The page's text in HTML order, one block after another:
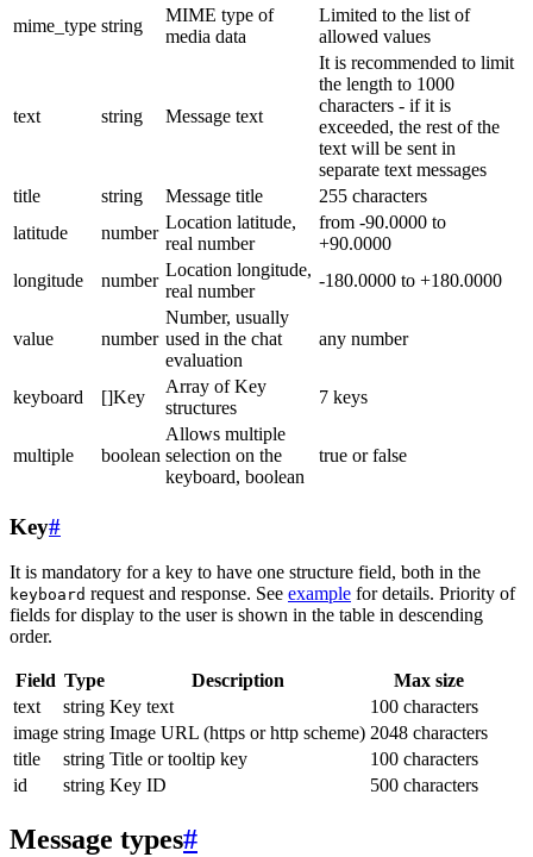
mime_type string
MIME type of
media data
Limited to the list of
allowed values
text string Message text
It is recommended to limit
the length to 1000
characters - if it is
exceeded, the rest of the
text will be sent in
separate text messages
title
string Message title
255 characters
latitude
number
Location latitude,
real number
from -90.0000 to
+90.0000
longitude
number
Location longitude,
real number
-180.0000 to +180.0000
value number
Number, usually
used in the chat
evaluation
any number
keyboard []Key
Array of Key
structures
7 keys
multiple boolean
Allows multiple
selection on the
keyboard, boolean
true or false
Key#
It is mandatory for a key to have one structure field, both in the
keyboard request and response. See example for details. Priority of
fields for display to the user is shown in the table in descending
order.
Field Type Description
Max size
text
string Key text
100 characters
image string Image URL (https or http scheme) 2048 characters
title
string Title or tooltip key
100 characters
id
string Key ID 500 characters
Message types#